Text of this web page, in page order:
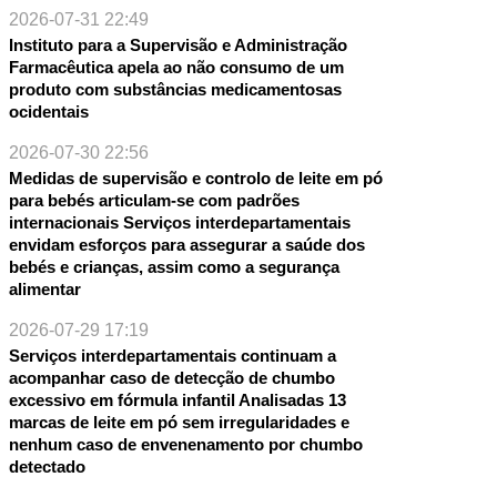
2026-07-31 22:49
Instituto para a Supervisão e Administração
Farmacêutica apela ao não consumo de um
produto com substâncias medicamentosas
ocidentais
2026-07-30 22:56
Medidas de supervisão e controlo de leite em pó
para bebés articulam-se com padrões
internacionais Serviços interdepartamentais
envidam esforços para assegurar a saúde dos
bebés e crianças, assim como a segurança
alimentar
2026-07-29 17:19
Serviços interdepartamentais continuam a
acompanhar caso de detecção de chumbo
excessivo em fórmula infantil Analisadas 13
marcas de leite em pó sem irregularidades e
nenhum caso de envenenamento por chumbo
detectado